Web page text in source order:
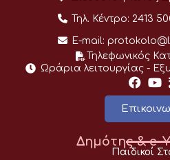
Τηλ. Κέντρο: 2413
E-mail:
Τηλεφωνικός
Ωράρια λειτουργίας -
Δημότης & e-
Παιδικοί